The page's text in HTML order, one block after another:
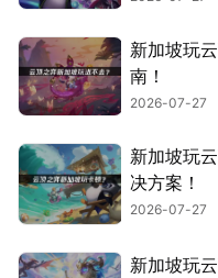
新加坡玩
南！
2026-07-27
新加坡玩
决方案！
2026-07-27
新加坡玩